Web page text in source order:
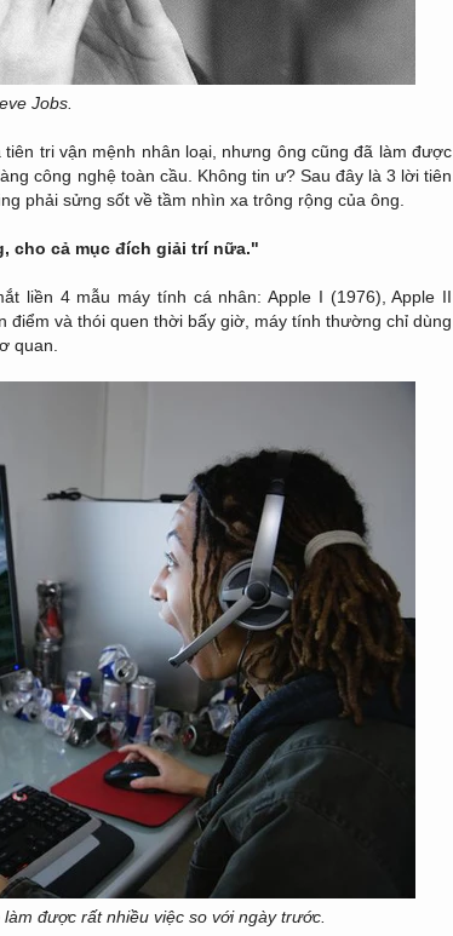
Jobs.
tri vận mệnh nhân loại, nhưng ông cũng đã làm được
công nghệ toàn cầu. Không tin ư? Sau đây là 3 lời tiên
phải sửng sốt về tầm nhìn xa trông rộng của ông.
cho cả mục đích giải trí nữa."
liền 4 mẫu máy tính cá nhân: Apple I (1976), Apple II
điểm và thói quen thời bấy giờ, máy tính thường chỉ dùng
quan.
được rất nhiều việc so với ngày trước.